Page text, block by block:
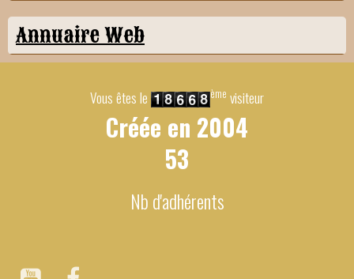
Annuaire Web
Vous êtes le ème visiteur
Créée en 2004
53
Nb d'adhérents